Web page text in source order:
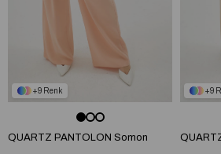
9
QUARTZ PANTOLON Somon
9